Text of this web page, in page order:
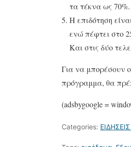
τα τέκνα ως 70%.
Η επιδότηση
ενώ πέφτει στο
Και στις δύο
Για να μπορέσουν
πρόγραμμα, θα
(adsbygoogle =
Categories: